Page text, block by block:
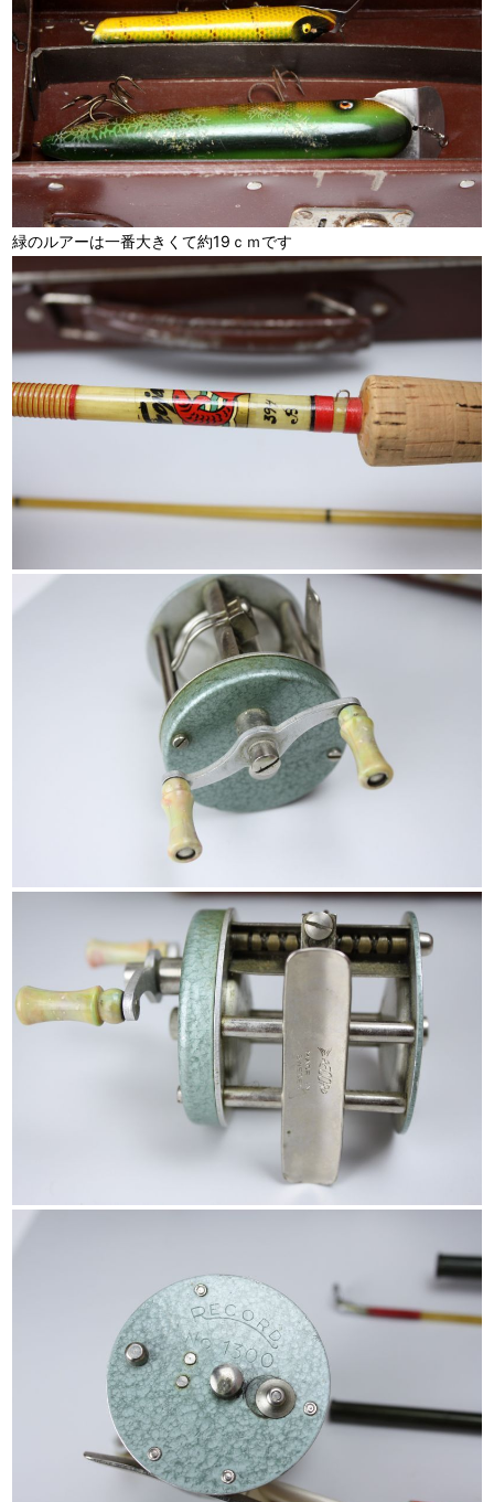
緑のルアーは一番大きくて約19ｃｍです